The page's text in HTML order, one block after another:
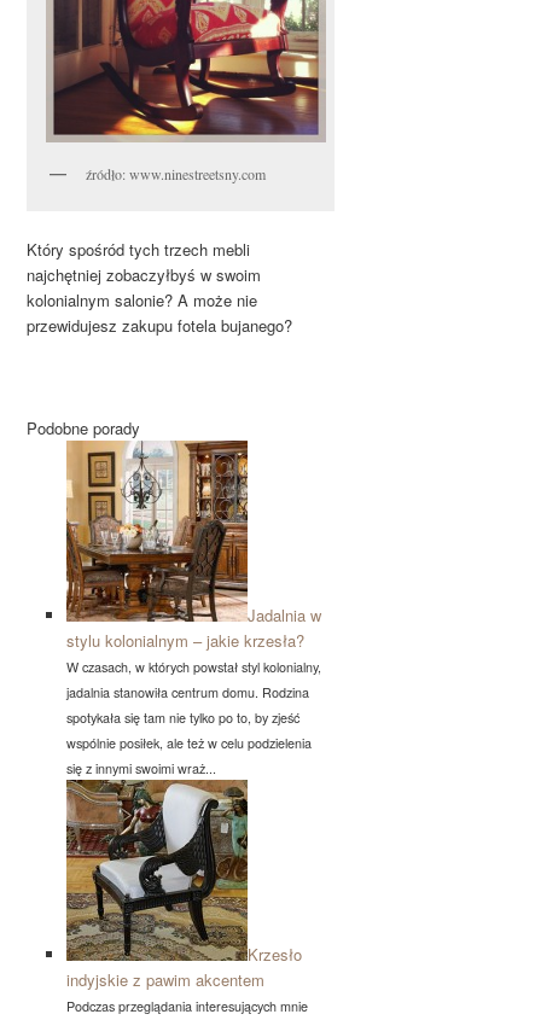
źródło: www.ninestreetsny.com
Który spośród tych trzech mebli
najchętniej zobaczyłbyś w swoim
kolonialnym salonie? A może nie
przewidujesz zakupu fotela bujanego?
Podobne porady
Jadalnia w
stylu kolonialnym – jakie krzesła?
W czasach, w których powstał styl kolonialny,
jadalnia stanowiła centrum domu. Rodzina
spotykała się tam nie tylko po to, by zjeść
wspólnie posiłek, ale też w celu podzielenia
się z innymi swoimi wraż...
Krzesło
indyjskie z pawim akcentem
Podczas przeglądania interesujących mnie